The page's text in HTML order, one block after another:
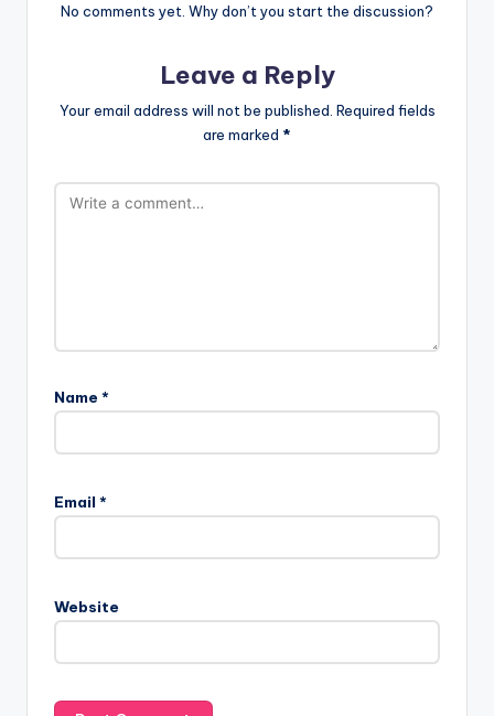
No comments yet. Why don’t you start the discussion?
Leave a Reply
Your email address will not be published. Required fields
are marked *
Name *
Email *
Website